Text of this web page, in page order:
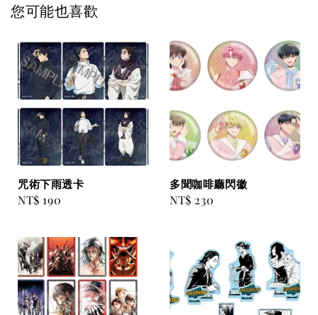
您可能也喜歡
咒術下雨透卡
Regular
NT$ 190
多聞咖啡廳閃徽
Regular
NT$ 230